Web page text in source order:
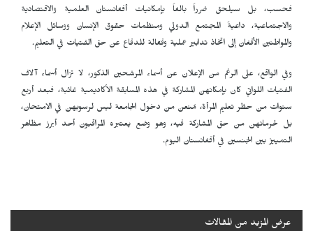
فحسب، بل سيلحق ضرراً بالغاً بإمكانيات أفغانستان العلمية والاقتصادية
والاجتماعية، داعيةً المجتمع الدولي ومنظمات حقوق الإنسان ووسائل الإعلام
والمواطنين الأفغان إلى اتخاذ تدابير عملية وفعّالة للدفاع عن حق الفتيات في التعليم.
وفي الواقع، على الرغم من الإعلان عن أسماء المرشحين الذكور، لا تزال أسماء آلاف
الفتيات اللواتي كان بإمكانهن المشاركة في هذه المسابقة الأكاديمية غائبة، فبعد أربع
سنوات من حظر تعليم المرأة، مُنعن من دخول الجامعة ليس لرسوبهن في الامتحان،
بل لحرمانهن من حق المشاركة فيه، وهو وضع يعتبره المراقبون أحد أبرز مظاهر
التمييز بين الجنسين في أفغانستان اليوم.
عرض المزيد من المقالات